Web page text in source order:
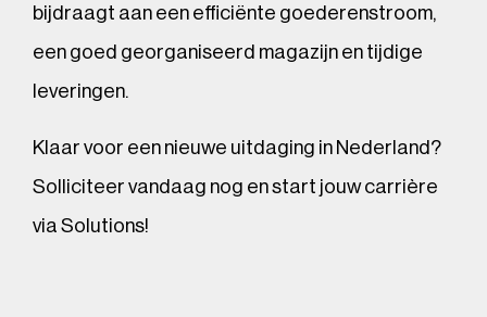
bijdraagt aan een efficiënte goederenstroom,
een goed georganiseerd magazijn en tijdige
leveringen.
Klaar voor een nieuwe uitdaging in Nederland?
Solliciteer vandaag nog en start jouw carrière
via Solutions!